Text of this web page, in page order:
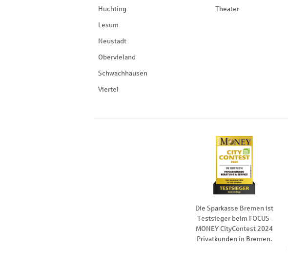
Huchting
Lesum
Neustadt
Obervieland
Schwachhausen
Viertel
Theater
Die Sparkasse Bremen ist
Testsieger beim FOCUS-
MONEY CityContest 2024
Privatkunden in Bremen.